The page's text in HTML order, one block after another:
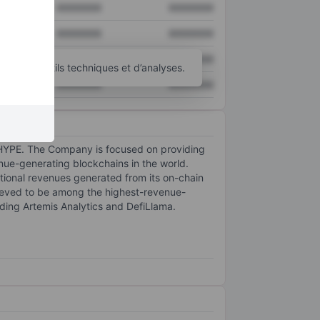
XXXXXXX XXXXXXX
outils techniques et d’analyses.
The Company is focused on providing
generating blockchains in the world.
revenues generated from its on-chain
to be among the highest-revenue-
Artemis Analytics and DefiLlama.